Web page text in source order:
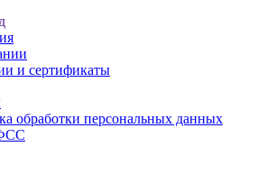
и сертификаты
обработки персональных данных